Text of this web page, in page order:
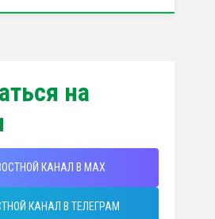
на
КАНАЛ В MAX
КАНАЛ В ТЕЛЕГРАМ